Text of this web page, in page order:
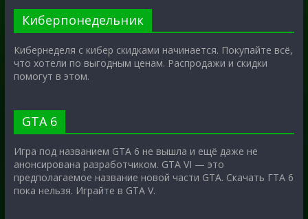
Киберпонедельник
Кибернеделя с кибер скидками начинается. Покупайте всё,
что хотели по выгодным ценам. Распродажи и скидки
помогут в этом.
GTA 6
Игра под названием GTA 6 не вышла и ещё даже не
анонсирована разработчиком. GTA VI — это
предполагаемое название новой части GTA. Скачать ГТА 6
пока нельзя. Играйте в GTA V.